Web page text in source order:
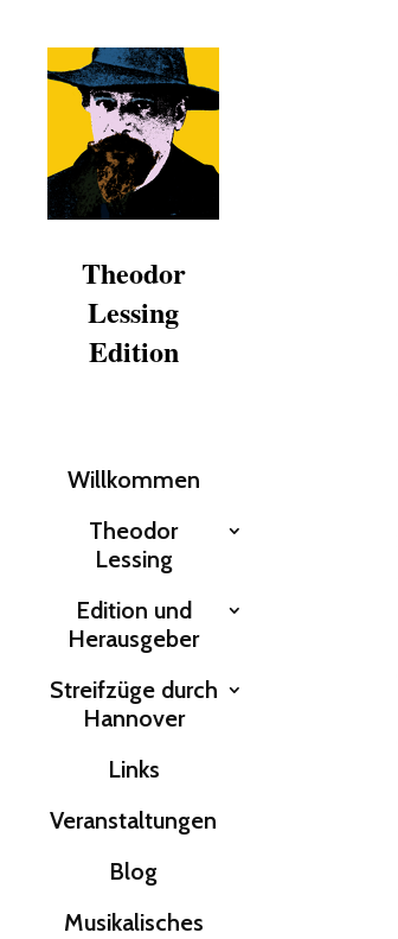
Theodor
Lessing
Edition
Willkommen
Theodor
Lessing
Edition und
Herausgeber
Streifzüge durch
Hannover
Links
Veranstaltungen
Blog
Musikalisches